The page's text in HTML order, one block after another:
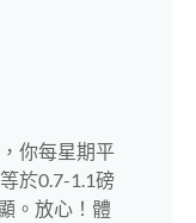
你每星期平
於0.7-1.1磅
。放心！體